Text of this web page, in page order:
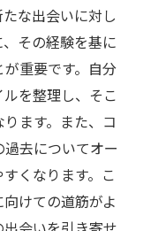
な出会いに対し
その経験を基に
重要です。自分
を整理し、そこ
ます。また、コ
去についてオー
くなります。こ
けての道筋がよ